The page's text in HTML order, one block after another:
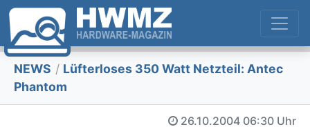
NEWS / Lüfterloses 350 Watt Netzteil: Antec
Phantom
26.10.2004 06:30 Uhr